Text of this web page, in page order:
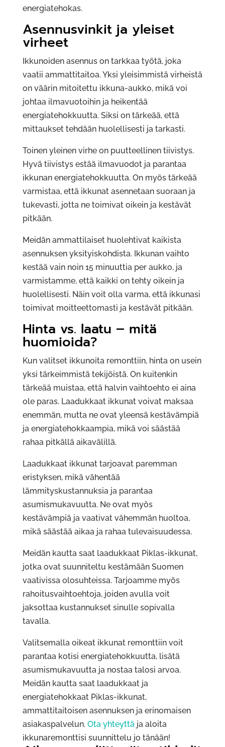
energiatehokas.
Asennusvinkit ja yleiset
virheet
Ikkunoiden asennus on tarkkaa työtä, joka
vaatii ammattitaitoa. Yksi yleisimmistä virheistä
on väärin mitoitettu ikkuna-aukko, mikä voi
johtaa ilmavuotoihin ja heikentää
energiatehokkuutta. Siksi on tärkeää, että
mittaukset tehdään huolellisesti ja tarkasti.
Toinen yleinen virhe on puutteellinen tiivistys.
Hyvä tiivistys estää ilmavuodot ja parantaa
ikkunan energiatehokkuutta. On myös tärkeää
varmistaa, että ikkunat asennetaan suoraan ja
tukevasti, jotta ne toimivat oikein ja kestävät
pitkään.
Meidän ammattilaiset huolehtivat kaikista
asennuksen yksityiskohdista. Ikkunan vaihto
kestää vain noin 15 minuuttia per aukko, ja
varmistamme, että kaikki on tehty oikein ja
huolellisesti. Näin voit olla varma, että ikkunasi
toimivat moitteettomasti ja kestävät pitkään.
Hinta vs. laatu – mitä
huomioida?
Kun valitset ikkunoita remonttiin, hinta on usein
yksi tärkeimmistä tekijöistä. On kuitenkin
tärkeää muistaa, että halvin vaihtoehto ei aina
ole paras. Laadukkaat ikkunat voivat maksaa
enemmän, mutta ne ovat yleensä kestävämpiä
ja energiatehokkaampia, mikä voi säästää
rahaa pitkällä aikavälillä.
Laadukkaat ikkunat tarjoavat paremman
eristyksen, mikä vähentää
lämmityskustannuksia ja parantaa
asumismukavuutta. Ne ovat myös
kestävämpiä ja vaativat vähemmän huoltoa,
mikä säästää aikaa ja rahaa tulevaisuudessa.
Meidän kautta saat laadukkaat Piklas-ikkunat,
jotka ovat suunniteltu kestämään Suomen
vaativissa olosuhteissa. Tarjoamme myös
rahoitusvaihtoehtoja, joiden avulla voit
jaksottaa kustannukset sinulle sopivalla
tavalla.
Valitsemalla oikeat ikkunat remonttiin voit
parantaa kotisi energiatehokkuutta, lisätä
asumismukavuutta ja nostaa talosi arvoa.
Meidän kautta saat laadukkaat ja
energiatehokkaat Piklas-ikkunat,
ammattitaitoisen asennuksen ja erinomaisen
asiakaspalvelun. Ota yhteyttäja aloita
ikkunaremonttisi suunnittelu jo tänään!